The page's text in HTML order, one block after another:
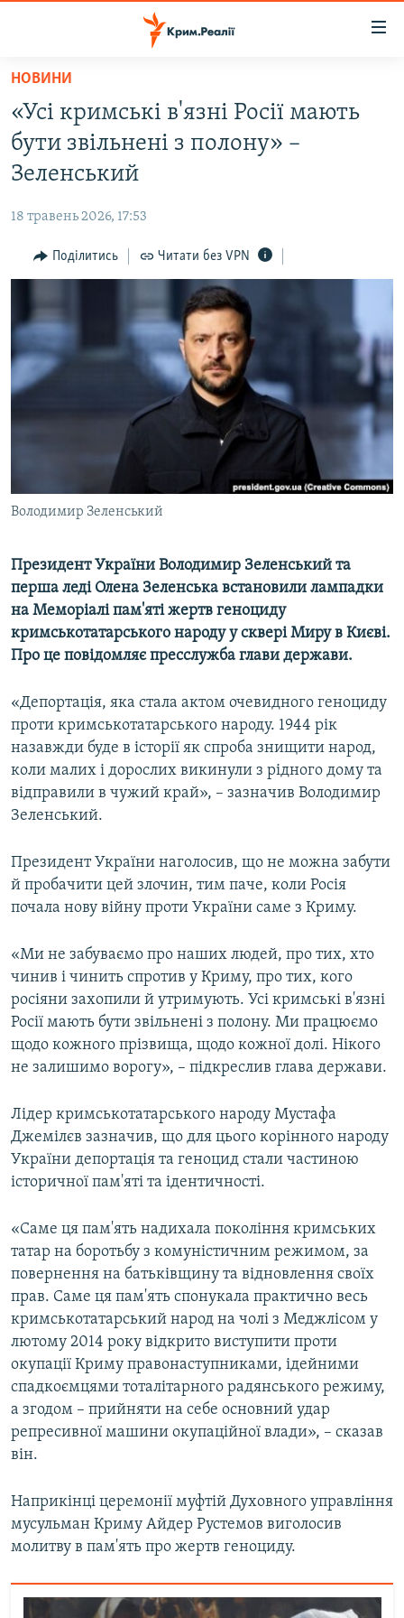
Перейти
основного
матеріалу
Перейти
до
основної
навігації
Перейти
до
ВОДА.КРИМ
ВІДЕО ТА ФОТО
БЛОГИ
ПОГЛЯД
ВСЕ ЗА ДЕНЬ
СПЕЦПРОЕКТИ
ДЕПОРТАЦІЯ
ВІДЕОУРОКИ «ELIFBE»
СВІДЧЕННЯ ОКУПАЦІЇ
УКРАЇНСЬКА ПРОБЛЕМА КРИМУ
ІНФОГРАФІКА
ЯК ОБІЙТИ БЛОКУВАННЯ
ДОЛУЧАЙСЯ!
Усі сайти RFE/RL
НОВИНИ
«Усі кримські в'язні Росії мають
бути звільнені з полону» –
Зеленський
18 травень 2026, 17:53
Поділитись Читати без VPN
Володимир Зеленський
Президент України Володимир Зеленський та
перша леді Олена Зеленська встановили лампадки
на Меморіалі пам'яті жертв геноциду
кримськотатарського народу у сквері Миру в Києві.
Про це повідомляє пресслужба глави держави.
«Депортація, яка стала актом очевидного геноциду
проти кримськотатарського народу. 1944 рік
назавжди буде в історії як спроба знищити народ,
коли малих і дорослих викинули з рідного дому та
відправили в чужий край», – зазначив Володимир
Зеленський.
Президент України наголосив, що не можна забути
й пробачити цей злочин, тим паче, коли Росія
почала нову війну проти України саме з Криму.
«Ми не забуваємо про наших людей, про тих, хто
чинив і чинить спротив у Криму, про тих, кого
росіяни захопили й утримують. Усі кримські в'язні
Росії мають бути звільнені з полону. Ми працюємо
щодо кожного прізвища, щодо кожної долі. Нікого
не залишимо ворогу», – підкреслив глава держави.
Лідер кримськотатарського народу Мустафа
Джемілєв зазначив, що для цього корінного народу
України депортація та геноцид стали частиною
історичної пам'яті та ідентичності.
«Саме ця пам'ять надихала покоління кримських
татар на боротьбу з комуністичним режимом, за
повернення на батьківщину та відновлення своїх
прав. Саме ця пам'ять спонукала практично весь
кримськотатарський народ на чолі з Меджлісом у
лютому 2014 року відкрито виступити проти
окупації Криму правонаступниками, ідейними
спадкоємцями тоталітарного радянського режиму,
а згодом – прийняти на себе основний удар
репресивної машини окупаційної влади», – сказав
він.
Наприкінці церемонії муфтій Духовного управління
мусульман Криму Айдер Рустемов виголосив
молитву в пам'ять про жертв геноциду.